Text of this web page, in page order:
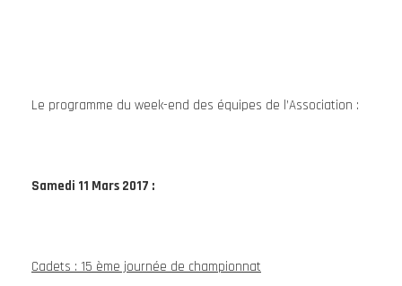
Le programme du week-end des équipes de l’Association :
Samedi 11 Mars 2017 :
Cadets : 15 ème journée de championnat